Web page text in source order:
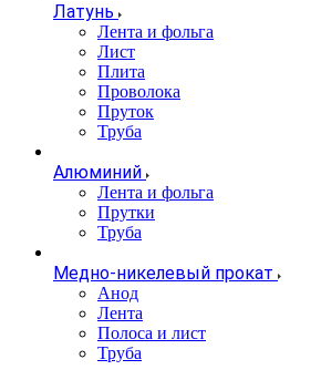
Латунь
Лента и фольга
Лист
Плита
Проволока
Пруток
Труба
Алюминий
Лента и фольга
Прутки
Труба
Медно-никелевый прокат
Анод
Лента
Полоса и лист
Труба